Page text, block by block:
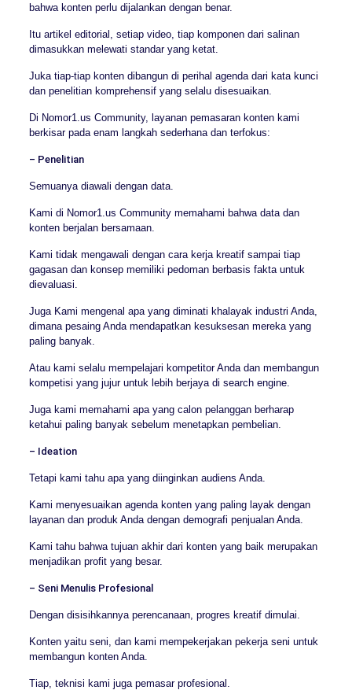
bahwa konten perlu dijalankan dengan benar.
Itu artikel editorial, setiap video, tiap komponen dari salinan
dimasukkan melewati standar yang ketat.
Juka tiap-tiap konten dibangun di perihal agenda dari kata kunci
dan penelitian komprehensif yang selalu disesuaikan.
Di Nomor1.us Community, layanan pemasaran konten kami
berkisar pada enam langkah sederhana dan terfokus:
– Penelitian
Semuanya diawali dengan data.
Kami di Nomor1.us Community memahami bahwa data dan
konten berjalan bersamaan.
Kami tidak mengawali dengan cara kerja kreatif sampai tiap
gagasan dan konsep memiliki pedoman berbasis fakta untuk
dievaluasi.
Juga Kami mengenal apa yang diminati khalayak industri Anda,
dimana pesaing Anda mendapatkan kesuksesan mereka yang
paling banyak.
Atau kami selalu mempelajari kompetitor Anda dan membangun
kompetisi yang jujur untuk lebih berjaya di search engine.
Juga kami memahami apa yang calon pelanggan berharap
ketahui paling banyak sebelum menetapkan pembelian.
– Ideation
Tetapi kami tahu apa yang diinginkan audiens Anda.
Kami menyesuaikan agenda konten yang paling layak dengan
layanan dan produk Anda dengan demografi penjualan Anda.
Kami tahu bahwa tujuan akhir dari konten yang baik merupakan
menjadikan profit yang besar.
– Seni Menulis Profesional
Dengan disisihkannya perencanaan, progres kreatif dimulai.
Konten yaitu seni, dan kami mempekerjakan pekerja seni untuk
membangun konten Anda.
Tiap, teknisi kami juga pemasar profesional.